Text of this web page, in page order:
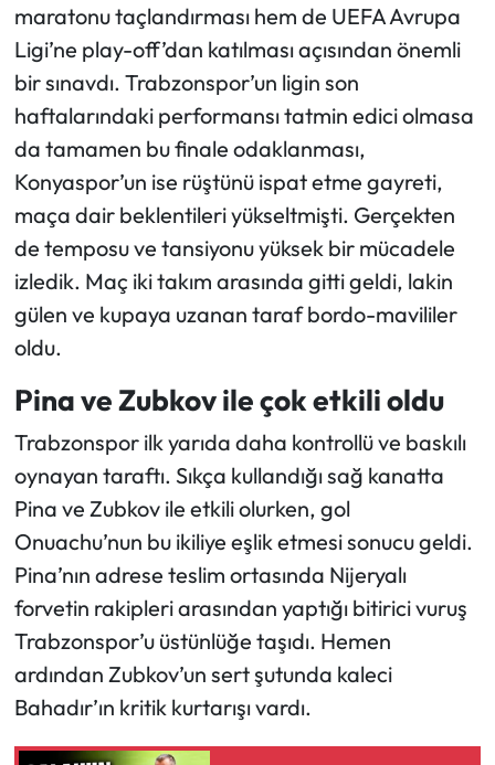
maratonu taçlandırması hem de UEFA Avrupa
Ligi’ne play-off’dan katılması açısından önemli
bir sınavdı. Trabzonspor’un ligin son
haftalarındaki performansı tatmin edici olmasa
da tamamen bu finale odaklanması,
Konyaspor’un ise rüştünü ispat etme gayreti,
maça dair beklentileri yükseltmişti. Gerçekten
de temposu ve tansiyonu yüksek bir mücadele
izledik. Maç iki takım arasında gitti geldi, lakin
gülen ve kupaya uzanan taraf bordo-mavililer
oldu.
Pina ve Zubkov ile çok etkili oldu
Trabzonspor ilk yarıda daha kontrollü ve baskılı
oynayan taraftı. Sıkça kullandığı sağ kanatta
Pina ve Zubkov ile etkili olurken, gol
Onuachu’nun bu ikiliye eşlik etmesi sonucu geldi.
Pina’nın adrese teslim ortasında Nijeryalı
forvetin rakipleri arasından yaptığı bitirici vuruş
Trabzonspor’u üstünlüğe taşıdı. Hemen
ardından Zubkov’un sert şutunda kaleci
Bahadır’ın kritik kurtarışı vardı.
Turizm
Teknoloji